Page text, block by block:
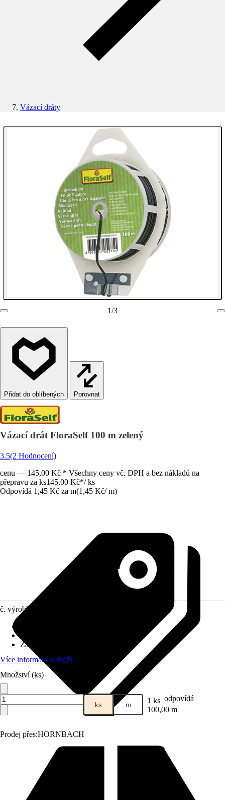
Vázací dráty
1/3
Porovnat
Vázací drát FloraSelf 100 m zelený
3.5(2 Hodnocení)
cenu — 145,00 Kč * Všechny ceny vč. DPH a bez nákladů na
přepravu za ks145,00 Kč*/ ks
Odpovídá 1,45 Kč za m(1,45 Kč/ m)
Prodej přes:HORNBACH
č. výrobku
Základní barva
Více informací o zboží
Množství (ks)
ks m 1 ks odpovídá
100,00 m